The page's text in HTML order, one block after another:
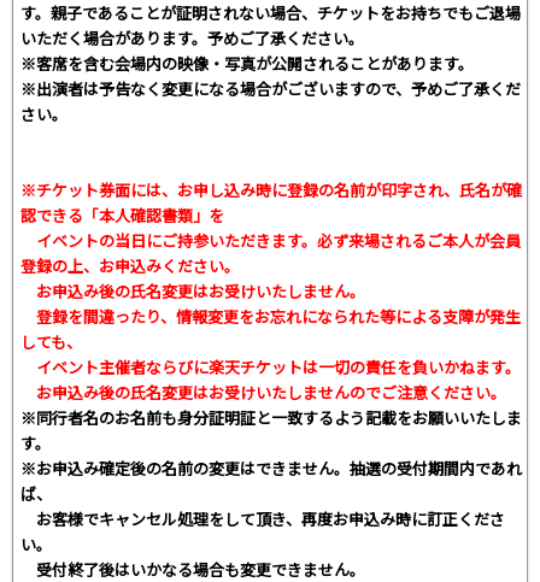
す。親子であることが証明されない場合、チケットをお持ちでもご退場
いただく場合があります。予めご了承ください。
※客席を含む会場内の映像・写真が公開されることがあります。
※出演者は予告なく変更になる場合がございますので、予めご了承くだ
さい。
※チケット券面には、お申し込み時に登録の名前が印字され、氏名が確
認できる「本人確認書類」を
イベントの当日にご持参いただきます。必ず来場されるご本人が会員
登録の上、お申込みください。
お申込み後の氏名変更はお受けいたしません。
登録を間違ったり、情報変更をお忘れになられた等による支障が発生
しても、
イベント主催者ならびに楽天チケットは一切の責任を負いかねます。
お申込み後の氏名変更はお受けいたしませんのでご注意ください。
※同行者名のお名前も身分証明証と一致するよう記載をお願いいたしま
す。
※お申込み確定後の名前の変更はできません。抽選の受付期間内であれ
ば、
お客様でキャンセル処理をして頂き、再度お申込み時に訂正くださ
い。
受付終了後はいかなる場合も変更できません。